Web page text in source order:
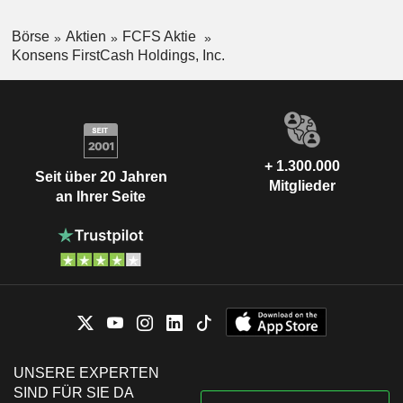
Börse Aktien
FCFS Aktie
Konsens FirstCash Holdings, Inc.
Seit über 20 Jahren
an Ihrer Seite
+ 1.300.000
Mitglieder
UNSERE EXPERTEN
SIND FÜR SIE DA